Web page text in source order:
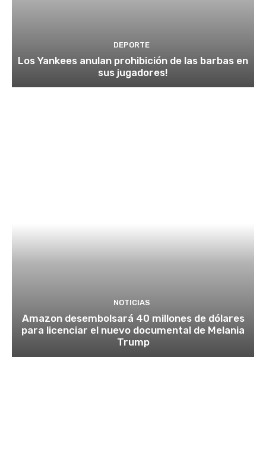
DEPORTE
Los Yankees anulan prohibición de las barbas en
sus jugadores!
NOTICIAS
Amazon desembolsará 40 millones de dólares
para licenciar el nuevo documental de Melania
Trump